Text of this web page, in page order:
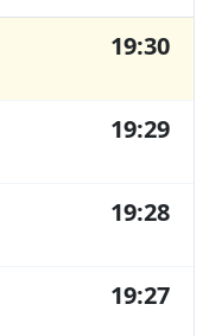
19:30
19:29
19:28
19:27